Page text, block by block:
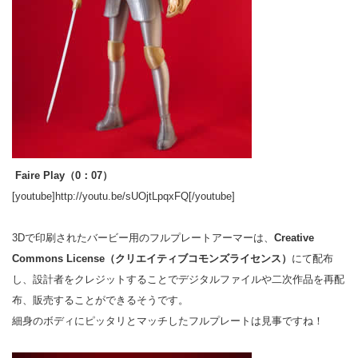
Faire Play（0：07）
[youtube]http://youtu.be/sUOjtLpqxFQ[/youtube]
3Dで印刷されたバービー用のフルプレートアーマーは、 Creative
Commons License（クリエイティブコモンズライセンス） にて配布
し、設計者をクレジットすることでデジタルファイルや二次作品を再配
布、販売することができるそうです。
細身のボディにピッタリとマッチしたフルプレートは見事ですね！